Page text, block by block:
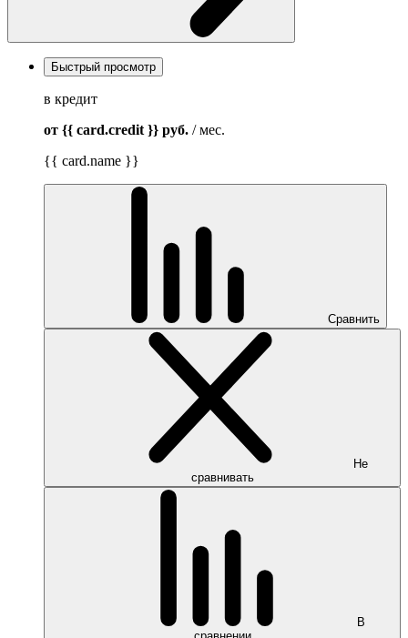
Быстрый просмотр
в кредит
от {{ card.credit }} руб. / мес.
{{ card.name }}
Сравнить
Не
сравнивать
В